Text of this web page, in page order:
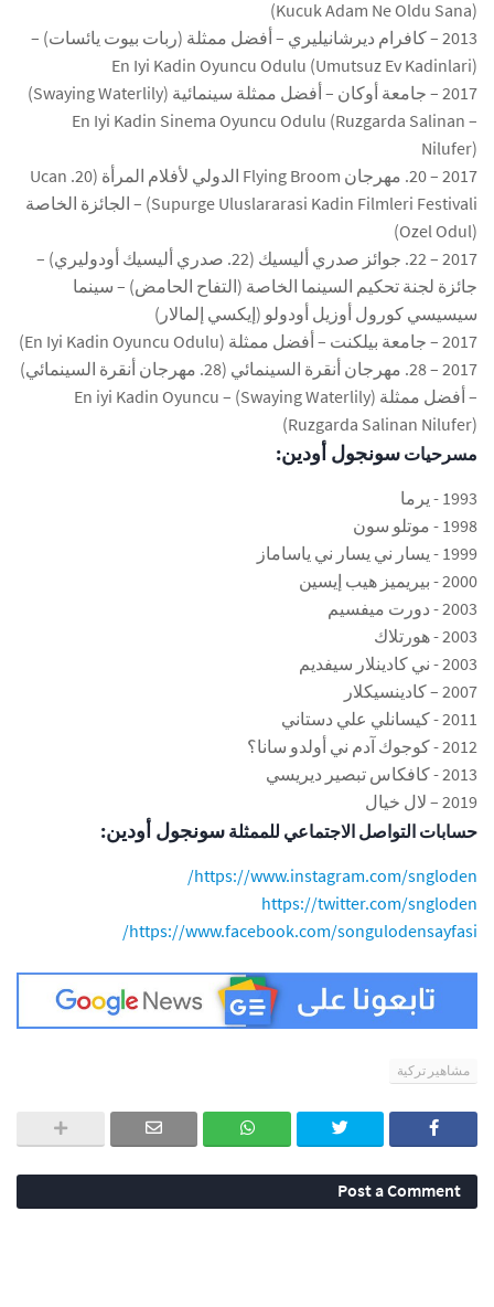
(Kucuk Adam Ne Oldu Sana)
2013 – كافرام ديرشانيليري – أفضل ممثلة (ربات بيوت يائسات) –
En Iyi Kadin Oyuncu Odulu (Umutsuz Ev Kadinlari)
2017 – جامعة أوكان – أفضل ممثلة سينمائية (Swaying Waterlily)
– En Iyi Kadin Sinema Oyuncu Odulu (Ruzgarda Salinan
Nilufer)
2017 – 20. مهرجان Flying Broom الدولي لأفلام المرأة (20. Ucan
Supurge Uluslararasi Kadin Filmleri Festivali) – الجائزة الخاصة
(Ozel Odul)
2017 – 22. جوائز صدري أليسيك (22. صدري أليسيك أودوليري) –
جائزة لجنة تحكيم السينما الخاصة (التفاح الحامض) – سينما
سيسيسي كورول أوزيل أودولو (إيكسي إلمالار)
2017 – جامعة بيلكنت – أفضل ممثلة (En Iyi Kadin Oyuncu Odulu)
2017 – 28. مهرجان أنقرة السينمائي (28. مهرجان أنقرة السينمائي)
– أفضل ممثلة (Swaying Waterlily) – En iyi Kadin Oyuncu
(Ruzgarda Salinan Nilufer)
مسرحيات سونجول أودين:
1993 - يرما
1998 - موتلو سون
1999 - يسار ني يسار ني ياساماز
2000 - بيريميز هيب إيسين
2003 - دورت ميفسيم
2003 - هورتلاك
2003 - ني كادينلار سيفديم
2007 – كادينسيكلار
2011 - كيسانلي علي دستاني
2012 - كوجوك آدم ني أولدو سانا؟
2013 - كافكاس تبصير ديريسي
2019 – لال خيال
حسابات التواصل الاجتماعي للممثلة سونجول أودين:
https://www.instagram.com/sngloden/
https://twitter.com/sngloden
https://www.facebook.com/songulodensayfasi/
مشاهير تركية
Post a Comment